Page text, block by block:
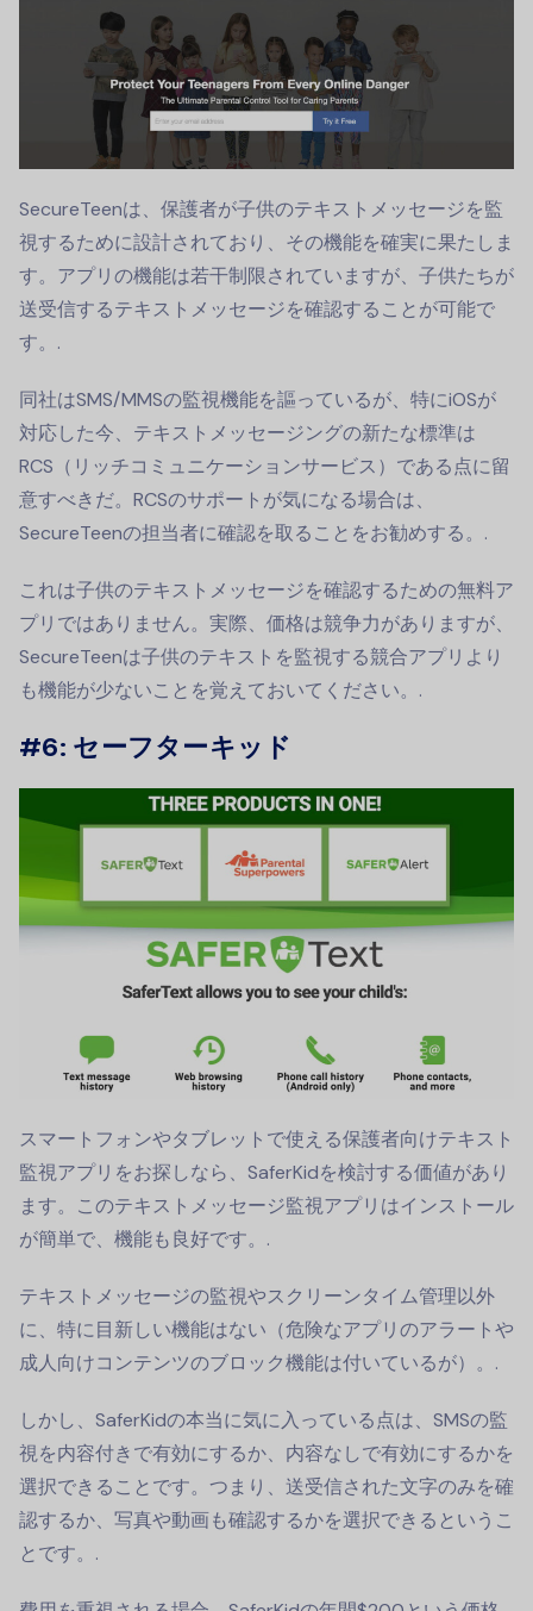
SecureTeenは、保護者が子供のテキストメッセージを監
視するために設計されており、その機能を確実に果たしま
す。アプリの機能は若干制限されていますが、子供たちが
送受信するテキストメッセージを確認することが可能で
す。.
同社はSMS/MMSの監視機能を謳っているが、特にiOSが
対応した今、テキストメッセージングの新たな標準は
RCS（リッチコミュニケーションサービス）である点に留
意すべきだ。RCSのサポートが気になる場合は、
SecureTeenの担当者に確認を取ることをお勧めする。.
これは子供のテキストメッセージを確認するための無料ア
プリではありません。実際、価格は競争力がありますが、
SecureTeenは子供のテキストを監視する競合アプリより
も機能が少ないことを覚えておいてください。.
#6: セーフターキッド
スマートフォンやタブレットで使える保護者向けテキスト
監視アプリをお探しなら、SaferKidを検討する価値があり
ます。このテキストメッセージ監視アプリはインストール
が簡単で、機能も良好です。.
テキストメッセージの監視やスクリーンタイム管理以外
に、特に目新しい機能はない（危険なアプリのアラートや
成人向けコンテンツのブロック機能は付いているが）。.
しかし、SaferKidの本当に気に入っている点は、SMSの監
視を内容付きで有効にするか、内容なしで有効にするかを
選択できることです。つまり、送受信された文字のみを確
認するか、写真や動画も確認するかを選択できるというこ
とです。.